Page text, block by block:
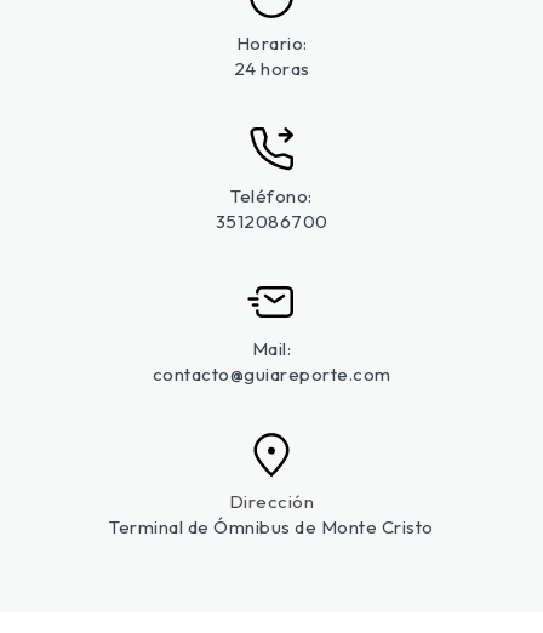
Horario:
24 horas
Teléfono:
3512086700
Mail:
contacto@guiareporte.com
Dirección
Terminal de Ómnibus de Monte Cristo